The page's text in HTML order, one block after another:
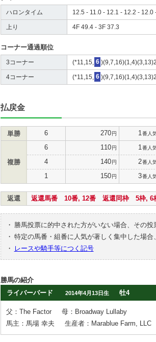
ハロンタイム 12.5 - 11.0 - 12.1 - 12.2 - 12.0
上り 4F 49.4 - 3F 37.3
コーナー通過順位
3コーナー (*11,15, 6
4コーナー (*11,15, 6
払戻金
単勝 6 270円 1 番人
複勝
6 110円 1 番人
4 140円 2番人
1 150円 3番人
返還 返還馬番 10番, 12番 返還同枠 5枠, 6
・ 勝馬投票に的中された方がいない場合、その投
・ 特定の馬番・組番に人気が著しく集中した場合、
・
レースや騎手等につく記号
勝馬の紹介
ライバーバード
2014年4月13日生 牡4
父：The Factor
母：Broadway Lullaby
馬主：馬場 幸夫
生産者：Marablue Farm, LLC